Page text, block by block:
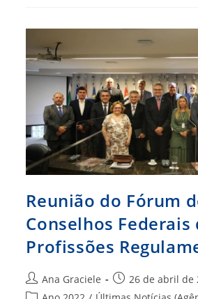
No
Plenário
CFA
Reunião do Fórum
Conselhos Federais
Profissões
Autor
do
Ana Graciele
Post
publicado:
26 de abril de
Categoria